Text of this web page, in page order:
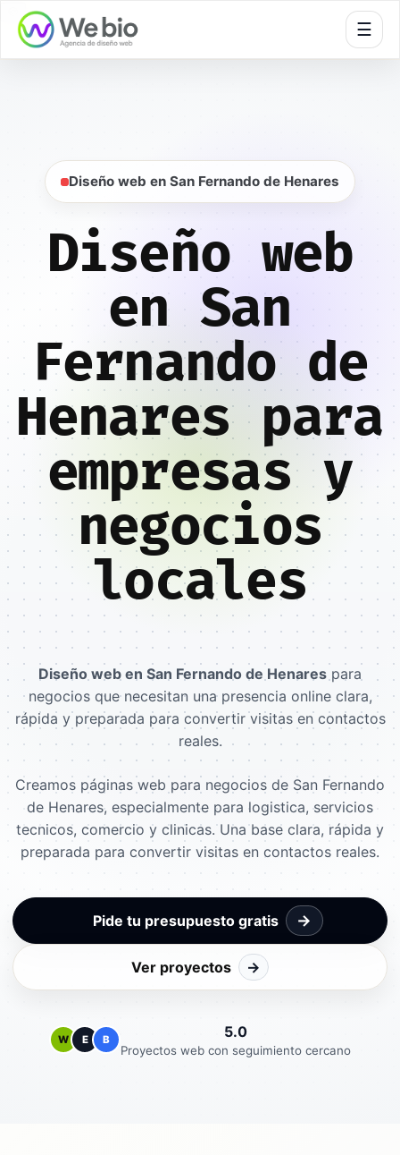
☰
Diseño web en San Fernando de Henares
Diseño web
en San
Fernando de
Henares para
empresas y
negocios
locales
Diseño web en San Fernando de Henares para
negocios que necesitan una presencia online clara,
rápida y preparada para convertir visitas en contactos
reales.
Creamos páginas web para negocios de San Fernando
de Henares, especialmente para logistica, servicios
tecnicos, comercio y clinicas. Una base clara, rápida y
preparada para convertir visitas en contactos reales.
Pide tu presupuesto gratis →
Ver proyectos →
W E B 5.0
Proyectos web con seguimiento cercano